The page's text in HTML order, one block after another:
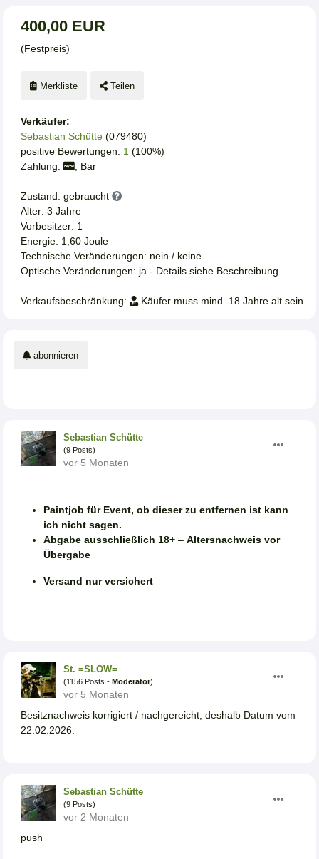
400,00 EUR
(Festpreis)
Merkliste Teilen
Verkäufer:
Sebastian Schütte (079480)
positive Bewertungen: 1 (100%)
Zahlung:
, Bar
Zustand: gebraucht
Alter: 3 Jahre
Vorbesitzer: 1
Energie: 1,60 Joule
Technische Veränderungen: nein / keine
Optische Veränderungen: ja - Details siehe Beschreibung
Verkaufsbeschränkung: Käufer muss mind. 18 Jahre alt sein
abonnieren
Sebastian Schütte
(9 Posts)
vor 5 Monaten
Paintjob für Event, ob dieser zu entfernen ist kann
ich nicht sagen.
Abgabe ausschließlich 18+ – Altersnachweis vor
Übergabe
Versand nur versichert
St. =SLOW=
(1156 Posts - Moderator)
vor 5 Monaten
Besitznachweis korrigiert / nachgereicht, deshalb Datum vom
22.02.2026.
Sebastian Schütte
(9 Posts)
vor 2 Monaten
push